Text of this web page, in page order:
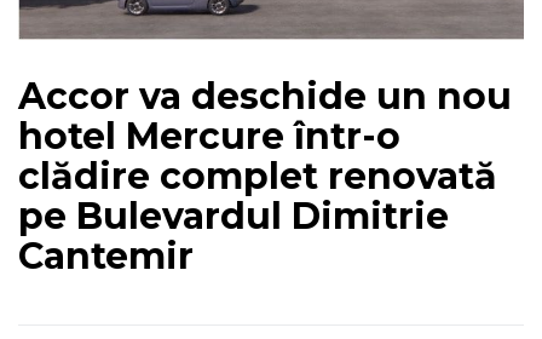
Accor va deschide un nou
hotel Mercure într-o
clădire complet renovată
pe Bulevardul Dimitrie
Cantemir